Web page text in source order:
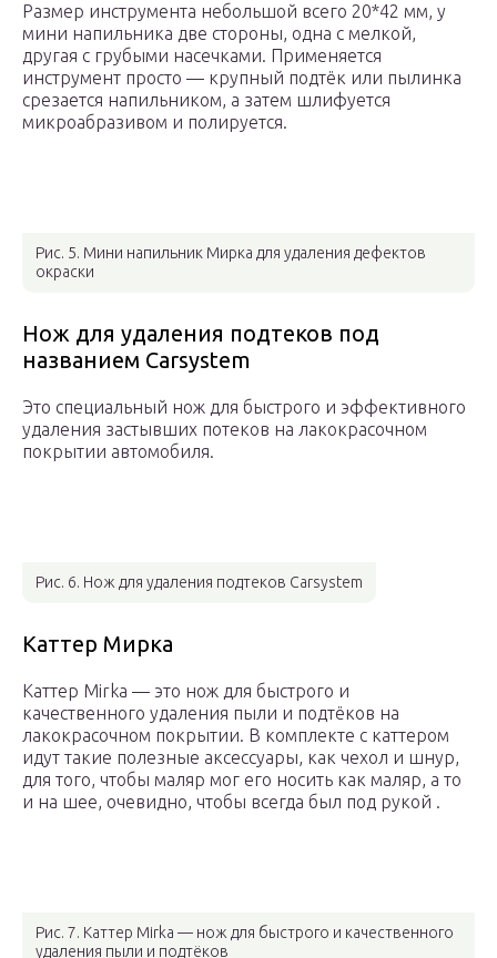
Размер инструмента небольшой всего 20*42 мм, у
мини напильника две стороны, одна с мелкой,
другая с грубыми насечками. Применяется
инструмент просто — крупный подтёк или пылинка
срезается напильником, а затем шлифуется
микроабразивом и полируется.
Рис. 5. Мини напильник Мирка для удаления дефектов
окраски
Нож для удаления подтеков под
названием Carsystem
Это специальный нож для быстрого и эффективного
удаления застывших потеков на лакокрасочном
покрытии автомобиля.
Рис. 6. Нож для удаления подтеков Carsystem
Каттер Мирка
Каттер Mirka — это нож для быстрого и
качественного удаления пыли и подтёков на
лакокрасочном покрытии. В комплекте с каттером
идут такие полезные аксессуары, как чехол и шнур,
для того, чтобы маляр мог его носить как маляр, а то
и на шее, очевидно, чтобы всегда был под рукой .
Рис. 7. Каттер Mirka — нож для быстрого и качественного
удаления пыли и подтёков